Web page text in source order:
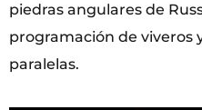
piedras angulares de
programación de viveros
paralelas.